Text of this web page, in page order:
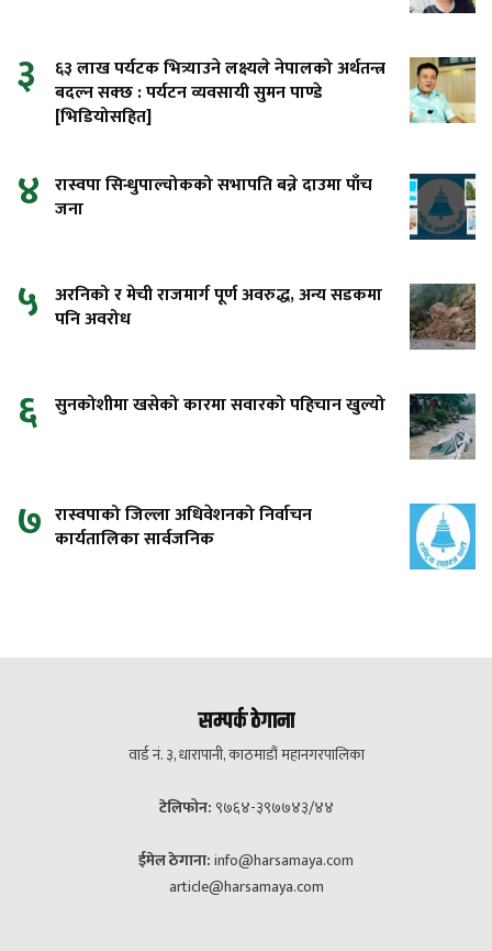
३
६३ लाख पर्यटक भित्र्याउने लक्ष्यले नेपालको अर्थतन्त्र
बदल्न सक्छ : पर्यटन व्यवसायी सुमन पाण्डे
[भिडियोसहित]
४ रास्वपा सिन्धुपाल्चोकको सभापति बन्ने दाउमा पाँच
जना
५ अरनिको र मेची राजमार्ग पूर्ण अवरुद्ध, अन्य सडकमा
पनि अवरोध
६ सुनकोशीमा खसेको कारमा सवारको पहिचान खुल्यो
७ रास्वपाको जिल्ला अधिवेशनको निर्वाचन
कार्यतालिका सार्वजनिक
सम्पर्क ठेगाना
वार्ड नं. ३, धारापानी, काठमाडौं महानगरपालिका
टेलिफोन: ९७६४-३९७७४३/४४
ईमेल ठेगाना:info@harsamaya.com
article@harsamaya.com